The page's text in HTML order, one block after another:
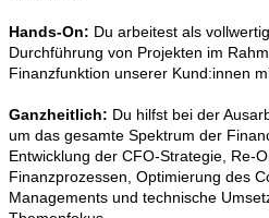
Hands-On: Du arbeitest als
Durchführung von Projekten im
Finanzfunktion unserer Kund:innen
Ganzheitlich: Du hilfst bei der
um das gesamte Spektrum der
Entwicklung der CFO-Strategie, Re-
Finanzprozessen, Optimierung des
Managements und technische